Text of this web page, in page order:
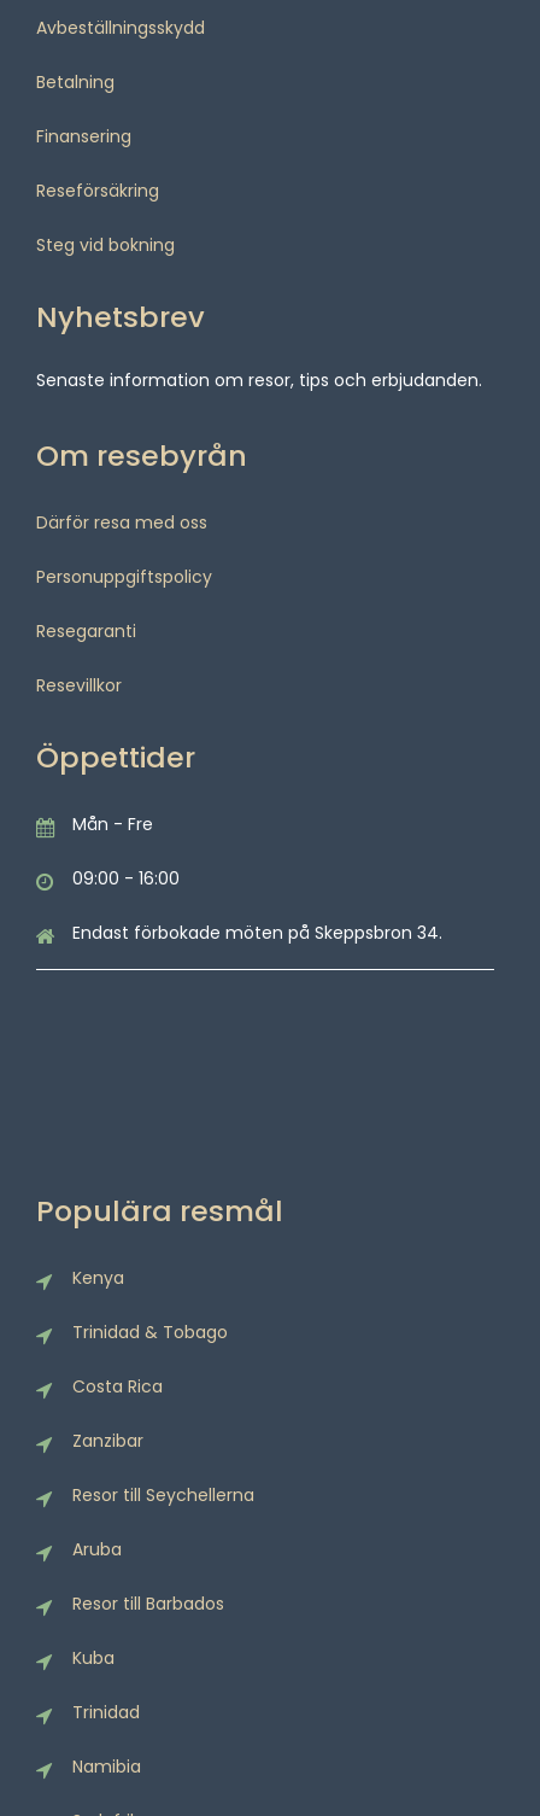
Avbeställningsskydd
Betalning
Finansering
Reseförsäkring
Steg vid bokning
Nyhetsbrev
Senaste information om resor, tips och erbjudanden.
Om resebyrån
Därför resa med oss
Personuppgiftspolicy
Resegaranti
Resevillkor
Öppettider
Mån - Fre
09:00 - 16:00
Endast förbokade möten på Skeppsbron 34.
Populära resmål
Kenya
Trinidad & Tobago
Costa Rica
Zanzibar
Resor till Seychellerna
Aruba
Resor till Barbados
Kuba
Trinidad
Namibia